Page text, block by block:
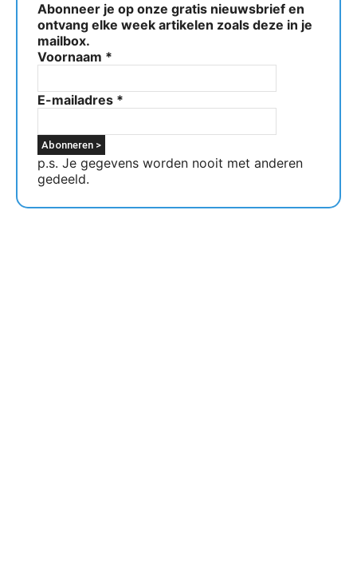
Abonneer je op onze gratis nieuwsbrief en
ontvang elke week artikelen zoals deze in je
mailbox.
Voornaam *
E-mailadres *
p.s. Je gegevens worden nooit met anderen
gedeeld.